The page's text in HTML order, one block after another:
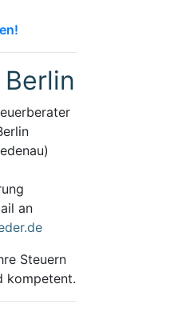
an
Steuern
kompetent.